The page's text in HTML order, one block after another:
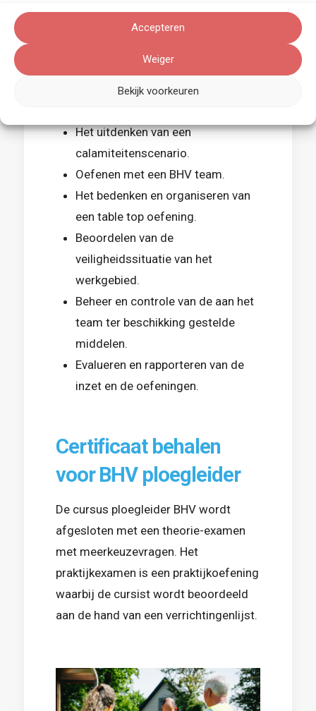
Accepteren
Weiger
Bekijk voorkeuren
Inhoud van de cursus
Voorbereiden op de inzet van het
Het uitdenken van een
calamiteitenscenario.
Oefenen met een BHV team.
Het bedenken en organiseren van
een table top oefening.
Beoordelen van de
veiligheidssituatie van het
werkgebied.
Beheer en controle van de aan het
team ter beschikking gestelde
middelen.
Evalueren en rapporteren van de
inzet en de oefeningen.
Certificaat behalen
voor BHV ploegleider
De cursus ploegleider BHV wordt
afgesloten met een theorie-examen
met meerkeuzevragen. Het
praktijkexamen is een praktijkoefening
waarbij de cursist wordt beoordeeld
aan de hand van een verrichtingenlijst.